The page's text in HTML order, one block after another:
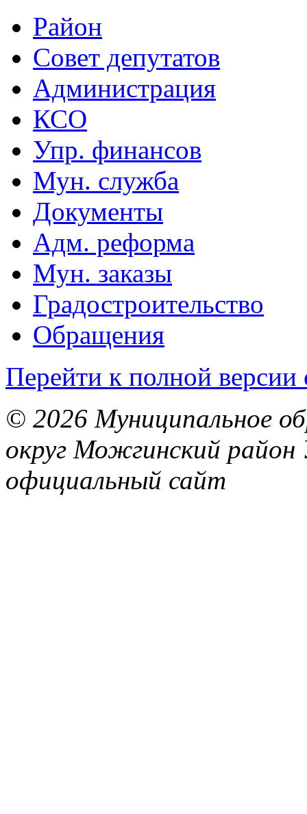
Район
Совет депутатов
Администрация
КСО
Упр. финансов
Мун. служба
Документы
Адм. реформа
Мун. заказы
Градостроительство
Обращения
Перейти к полной версии
© 2026 Муниципальное
округ Можгинский район
официальный сайт